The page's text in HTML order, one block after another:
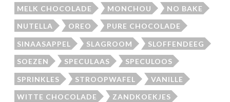
MELK CHOCOLADE MONCHOU NO BAKE
NUTELLA OREO PURE CHOCOLADE
SINAASAPPEL SLAGROOM SLOFFENDEEG
SOEZEN SPECULAAS SPECULOOS
SPRINKLES STROOPWAFEL VANILLE
WITTE CHOCOLADE ZANDKOEKJES